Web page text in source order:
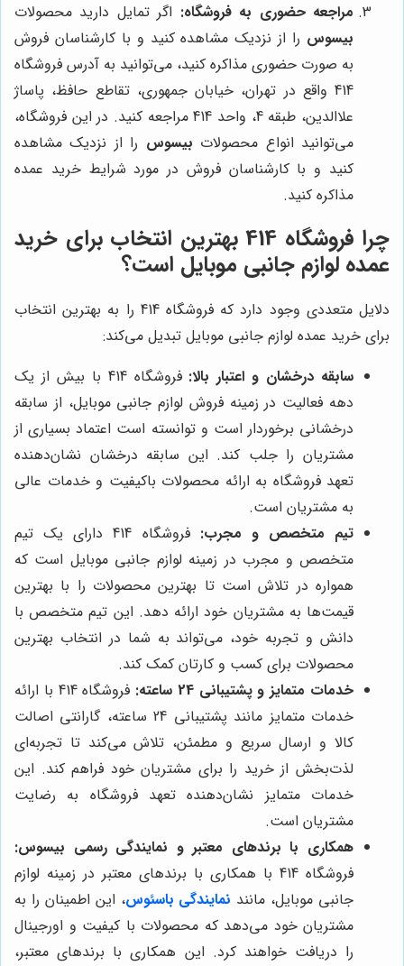
مراجعه حضوری به فروشگاه: اگر تمایل دارید محصولات
بیسوس را از نزدیک مشاهده کنید و با کارشناسان فروش
به صورت حضوری مذاکره کنید، می‌توانید به آدرس فروشگاه
414 واقع در تهران، خیابان جمهوری، تقاطع حافظ، پاساژ
علاالدین، طبقه 4، واحد 414 مراجعه کنید. در این فروشگاه،
می‌توانید انواع محصولات بیسوس را از نزدیک مشاهده
کنید و با کارشناسان فروش در مورد شرایط خرید عمده
مذاکره کنید.
چرا فروشگاه 414 بهترین انتخاب برای خرید
عمده لوازم جانبی موبایل است؟
دلایل متعددی وجود دارد که فروشگاه 414 را به بهترین انتخاب
برای خرید عمده لوازم جانبی موبایل تبدیل می‌کند:
سابقه درخشان و اعتبار بالا:
فروشگاه 414 با بیش از یک
دهه فعالیت در زمینه فروش لوازم جانبی موبایل، از سابقه
درخشانی برخوردار است و توانسته است اعتماد بسیاری از
مشتریان را جلب کند. این سابقه درخشان نشان‌دهنده
تعهد فروشگاه به ارائه محصولات باکیفیت و خدمات عالی
به مشتریان است.
تیم متخصص و مجرب:
فروشگاه 414 دارای یک تیم
متخصص و مجرب در زمینه لوازم جانبی موبایل است که
همواره در تلاش است تا بهترین محصولات را با بهترین
قیمت‌ها به مشتریان خود ارائه دهد. این تیم متخصص با
دانش و تجربه خود، می‌تواند به شما در انتخاب بهترین
محصولات برای کسب و کارتان کمک کند.
خدمات متمایز و پشتیبانی 24 ساعته:
فروشگاه 414 با ارائه
خدمات متمایز مانند پشتیبانی 24 ساعته، گارانتی اصالت
کالا و ارسال سریع و مطمئن، تلاش می‌کند تا تجربه‌ای
لذت‌بخش از خرید را برای مشتریان خود فراهم کند. این
خدمات متمایز نشان‌دهنده تعهد فروشگاه به رضایت
مشتریان است.
همکاری با برندهای معتبر و نمایندگی رسمی بیسوس:
فروشگاه 414 با همکاری با برندهای معتبر در زمینه لوازم
جانبی موبایل، مانند نمایندگی باسئوس، این اطمینان را به
مشتریان خود می‌دهد که محصولات با کیفیت و اورجینال
را دریافت خواهند کرد. این همکاری با برندهای معتبر،